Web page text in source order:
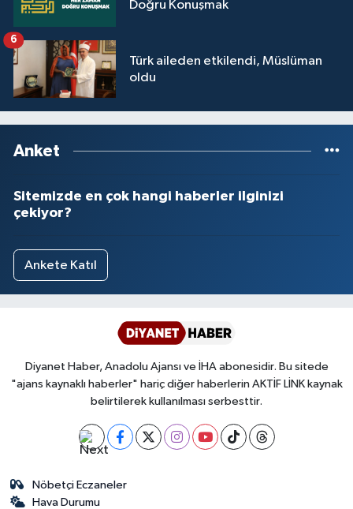
Doğru Konuşmak
Türk aileden etkilendi, Müslüman
oldu
6
Anket
Sitemizde en çok hangi haberler ilginizi
çekiyor?
Ankete Katıl
Diyanet Haber, Anadolu Ajansı ve İHA abonesidir. Bu sitede
"ajans kaynaklı haberler" hariç diğer haberlerin AKTİF LİNK kaynak
belirtilerek kullanılması serbesttir.
Nöbetçi Eczaneler
Hava Durumu
Trabzon Müftülüğü
Tunceli Müftülüğü
Uşak Müftülüğü
Yozgat Müftülüğü
Zonguldak Müftülüğü